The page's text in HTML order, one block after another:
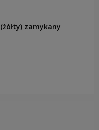
zamykany